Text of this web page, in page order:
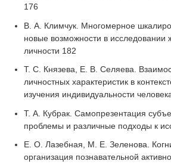
176
В. А. Климчук. Многомерное
новые возможности в исследовании
личности 182
Т. С. Князева, Е. В. Селяева.
личностных характеристик в
изучения индивидуальности
Т. А. Кубрак. Самопрезентация
проблемы и различные подходы к
Е. О. Лазебная, М. Е. Зеленова.
организация познавательной